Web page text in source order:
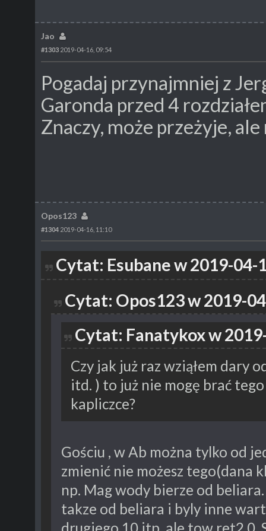
Jao
#1303 2019-04-16, 09:54
Pogadaj przynajmniej z
Garonda przed 4
Znaczy, może przeżyje,
Opos123
#1304 2019-04-16, 11:10
Cytat: Esubane w 2019-04-
Cytat: Opos123 w 2019-
Cytat: Fanatykox w
Czy jak już raz wziąłem dary
itd. ) to już nie mogę brać
kapliczce?
Gościu , w Ab można tylko od
zmienić nie możesz tego(dana
np. Mag wody bierze od
takze od beliara i byly inne
drugiego 10 itp. ale tow ret2.0.